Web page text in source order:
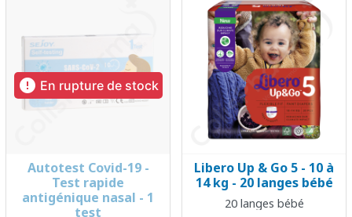
 En rupture de stock
Autotest Covid-19 -
Test rapide
antigénique nasal - 1
test
Libero Up & Go 5 - 10 à
14 kg - 20 langes bébé
20 langes bébé